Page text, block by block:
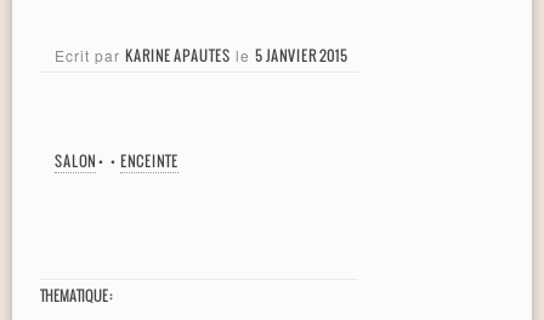
Ecrit par KARINE APAUTES le 5 JANVIER 2015
SALON• • ENCEINTE
THEMATIQUE :